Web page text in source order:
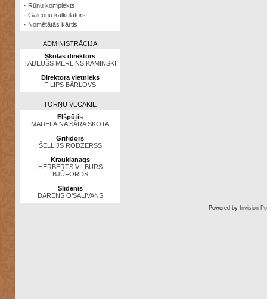
· Rūnu komplekts
· Galeonu kalkulators
· Nomētātās kārtis
ADMINISTRĀCIJA
Skolas direktors
TADEUŠS MERLINS KAMINSKI
Direktora vietnieks
FILIPS BĀRLOVS
TORŅU VECĀKIE
Elšpūtis
MADELAINA SĀRA SKOTA
Grifidors
ŠELLIJS RODŽERSS
Kraukļanags
HERBERTS VILBURS
BJŪFORDS
Slīdenis
DARENS O’SALIVANS
Powered by Invision